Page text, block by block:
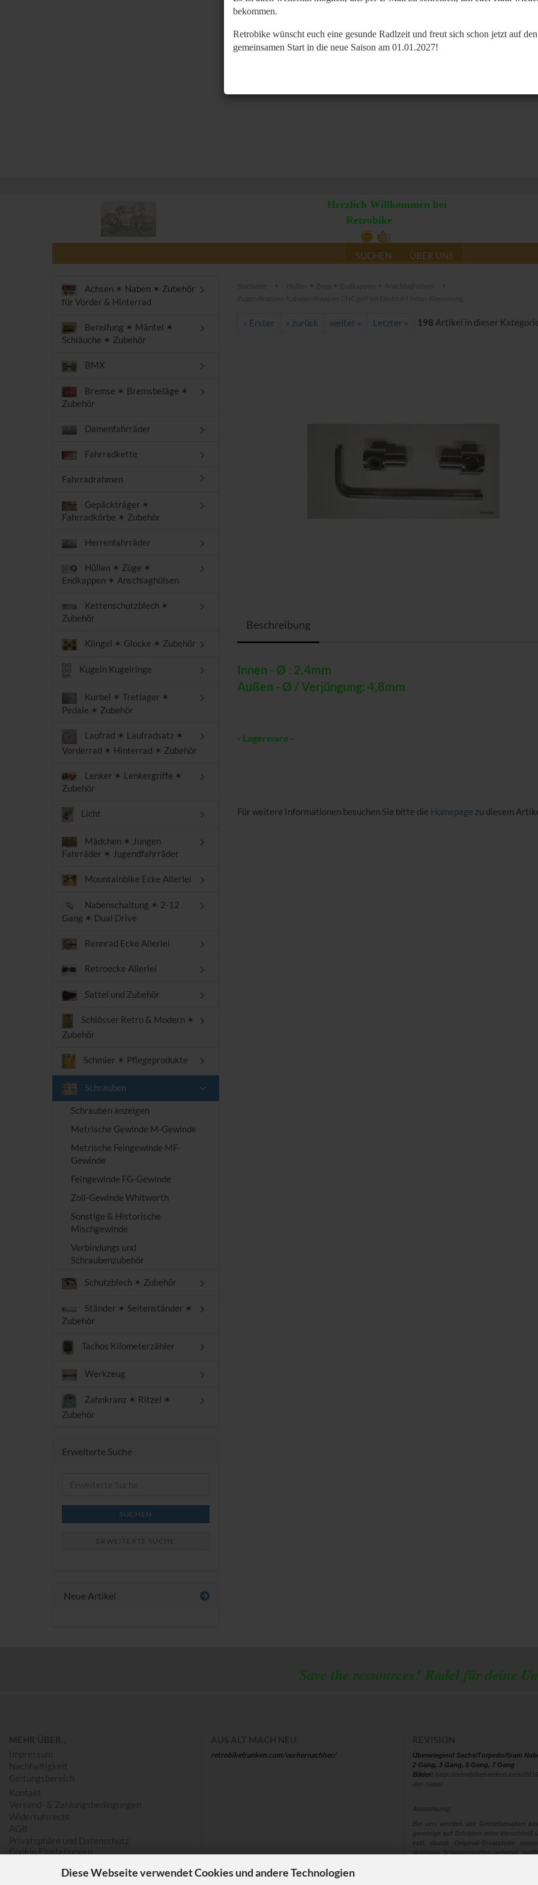
Diese Webseite verwendet Cookies und andere Technologien
bekommen.
Retrobike wünscht euch eine gesunde Radlzeit und freut sich schon jetzt auf den
gemeinsamen Start in die neue Saison am 01.01.2027!
Herzlich Willkommen bei
Retrobike
SUCHEN ÜBER UNS
» »
« Erster « zurück weiter » Letzter » 198 Artikel in dieser
Beschreibung
Innen - Ø : 2,4mm
Außen - Ø / Verjüngung: 4,8mm
- Lagerware -
Für weitere Informationen besuchen Sie bitte die Homepage zu diesem
Achsen ✶ Naben ✶ Zubehör
für Vorder & Hinterrad
Bereifung ✶ Mäntel ✶
Schläuche ✶ Zubehör
BMX
Bremse ✶ Bremsbeläge ✶
Zubehör
Damenfahrräder
Fahrradkette
Fahrradrahmen
Gepäckträger ✶
Fahrradkörbe ✶ Zubehör
Herrenfahrräder
Hüllen ✶ Züge ✶
Endkappen ✶ Anschlaghülsen
Kettenschutzblech ✶
Zubehör
Klingel ✶ Glocke ✶ Zubehör
Kugeln Kugelringe
Kurbel ✶ Tretlager ✶
Pedale ✶ Zubehör
Laufrad ✶ Laufradsatz ✶
Vorderrad ✶ Hinterrad ✶ Zubehör
Lenker ✶ Lenkergriffe ✶
Zubehör
Licht
Mädchen ✶ Jungen
Fahrräder ✶ Jugendfahrräder
Mountainbike Ecke Allerlei
Nabenschaltung ✶ 2-12
Gang ✶ Dual Drive
Rennrad Ecke Allerlei
Retroecke Allerlei
Sattel und Zubehör
Schlösser Retro & Modern ✶
Zubehör
Schmier ✶ Pflegeprodukte
Schrauben
Schrauben anzeigen
Metrische Gewinde M-Gewinde
Metrische Feingewinde MF-
Gewinde
Feingewinde FG-Gewinde
Zoll-Gewinde Whitworth
Sonstige & Historische
Mischgewinde
Verbindungs und
Schraubenzubehör
Schutzblech ✶ Zubehör
Ständer ✶ Seitenständer ✶
Zubehör
Tachos Kilometerzähler
Werkzeug
Zahnkranz ✶ Ritzel ✶
Zubehör
Erweiterte Suche
SUCHEN
ERWEITERTE SUCHE
Neue Artikel
Save the ressources! Radel für deine
retrobikefranken.com/vorhernachher/
Überwiegend Sachs/Torpedo/Sram
2 Gang, 3 Gang, 5 Gang, 7 Gang
Bilder: